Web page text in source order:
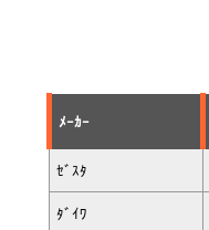
ﾒｰｶｰ
ｾﾞｽﾀ
ﾀﾞｲﾜ